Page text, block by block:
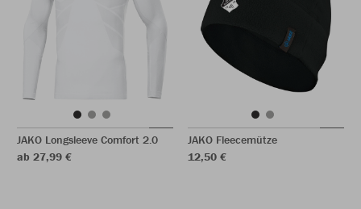
JAKO Longsleeve Comfort 2.0
ab 27,99 €
JAKO Fleecemütze
12,50 €